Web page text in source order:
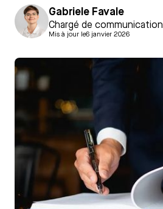
Gabriele Favale
Chargé de communication
Mis à jour le6 janvier 2026